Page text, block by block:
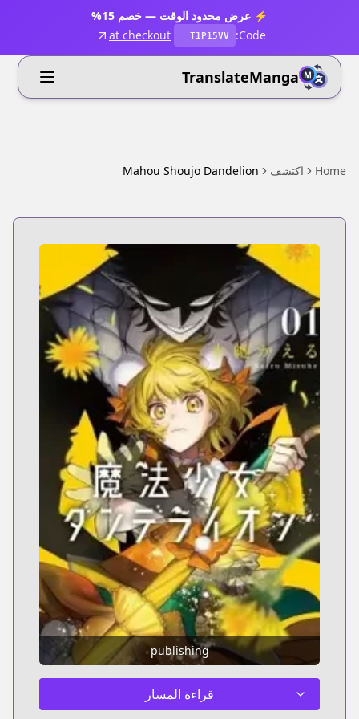
⚡ عرض محدود الوقت — خصم 15%
Code:
T1P15VV
at checkout
TranslateManga
Home اكتشف Mahou Shoujo Dandelion
publishing
قراءة المسار